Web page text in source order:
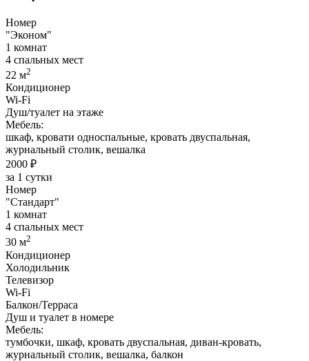
Номер
"Эконом"
1 комнат
4 спальных мест
22 м2
Кондиционер
Wi-Fi
Душ/туалет на этаже
Мебель:
шкаф, кровати односпальные, кровать двуспальная,
журнальный столик, вешалка
2000 ₽
за 1 сутки
Номер
"Стандарт"
1 комнат
4 спальных мест
30 м2
Кондиционер
Холодильник
Телевизор
Wi-Fi
Балкон/Терраса
Душ и туалет в номере
Мебель:
тумбочки, шкаф, кровать двуспальная, диван-кровать,
журнальный столик, вешалка, балкон